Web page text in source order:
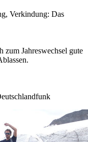
Verkindung: Das
Jahreswechsel gute